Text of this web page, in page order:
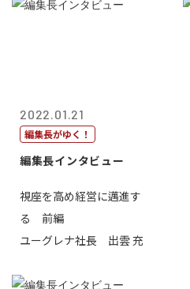
2022.01.21
編集長がゆく！
編集長インタビュー
視座を高め経営に邁進す
る 前編
ユーグレナ社長 出雲 充